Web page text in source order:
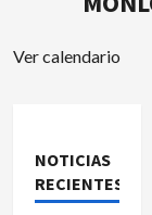
Ver calendario
NOTICIAS
RECIENTES.